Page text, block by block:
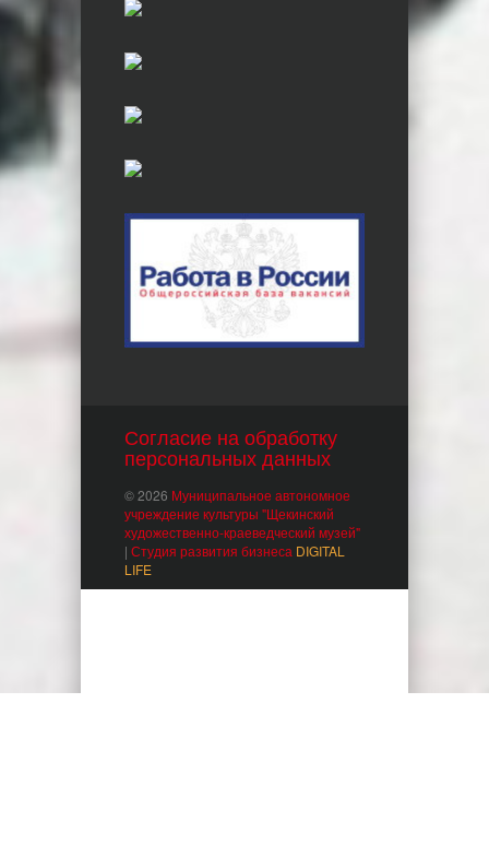
Согласие на обработку
персональных данных
© 2026 Муниципальное автономное
учреждение культуры "Щекинский
художественно-краеведческий музей"
| Студия развития бизнеса DIGITAL
LIFE